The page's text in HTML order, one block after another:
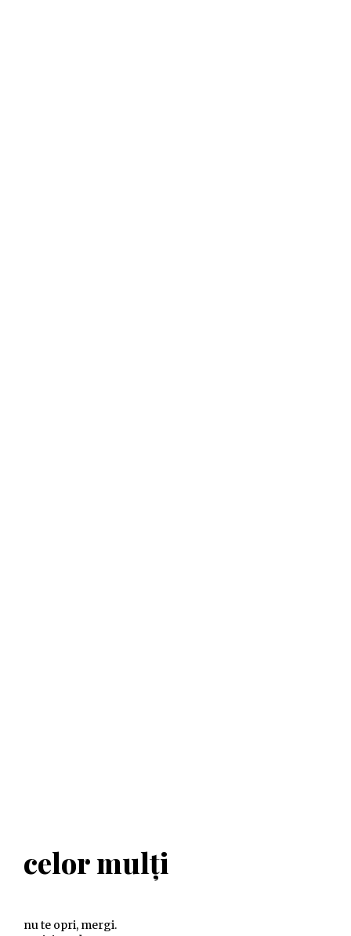
celor mulți
nu te opri, mergi.